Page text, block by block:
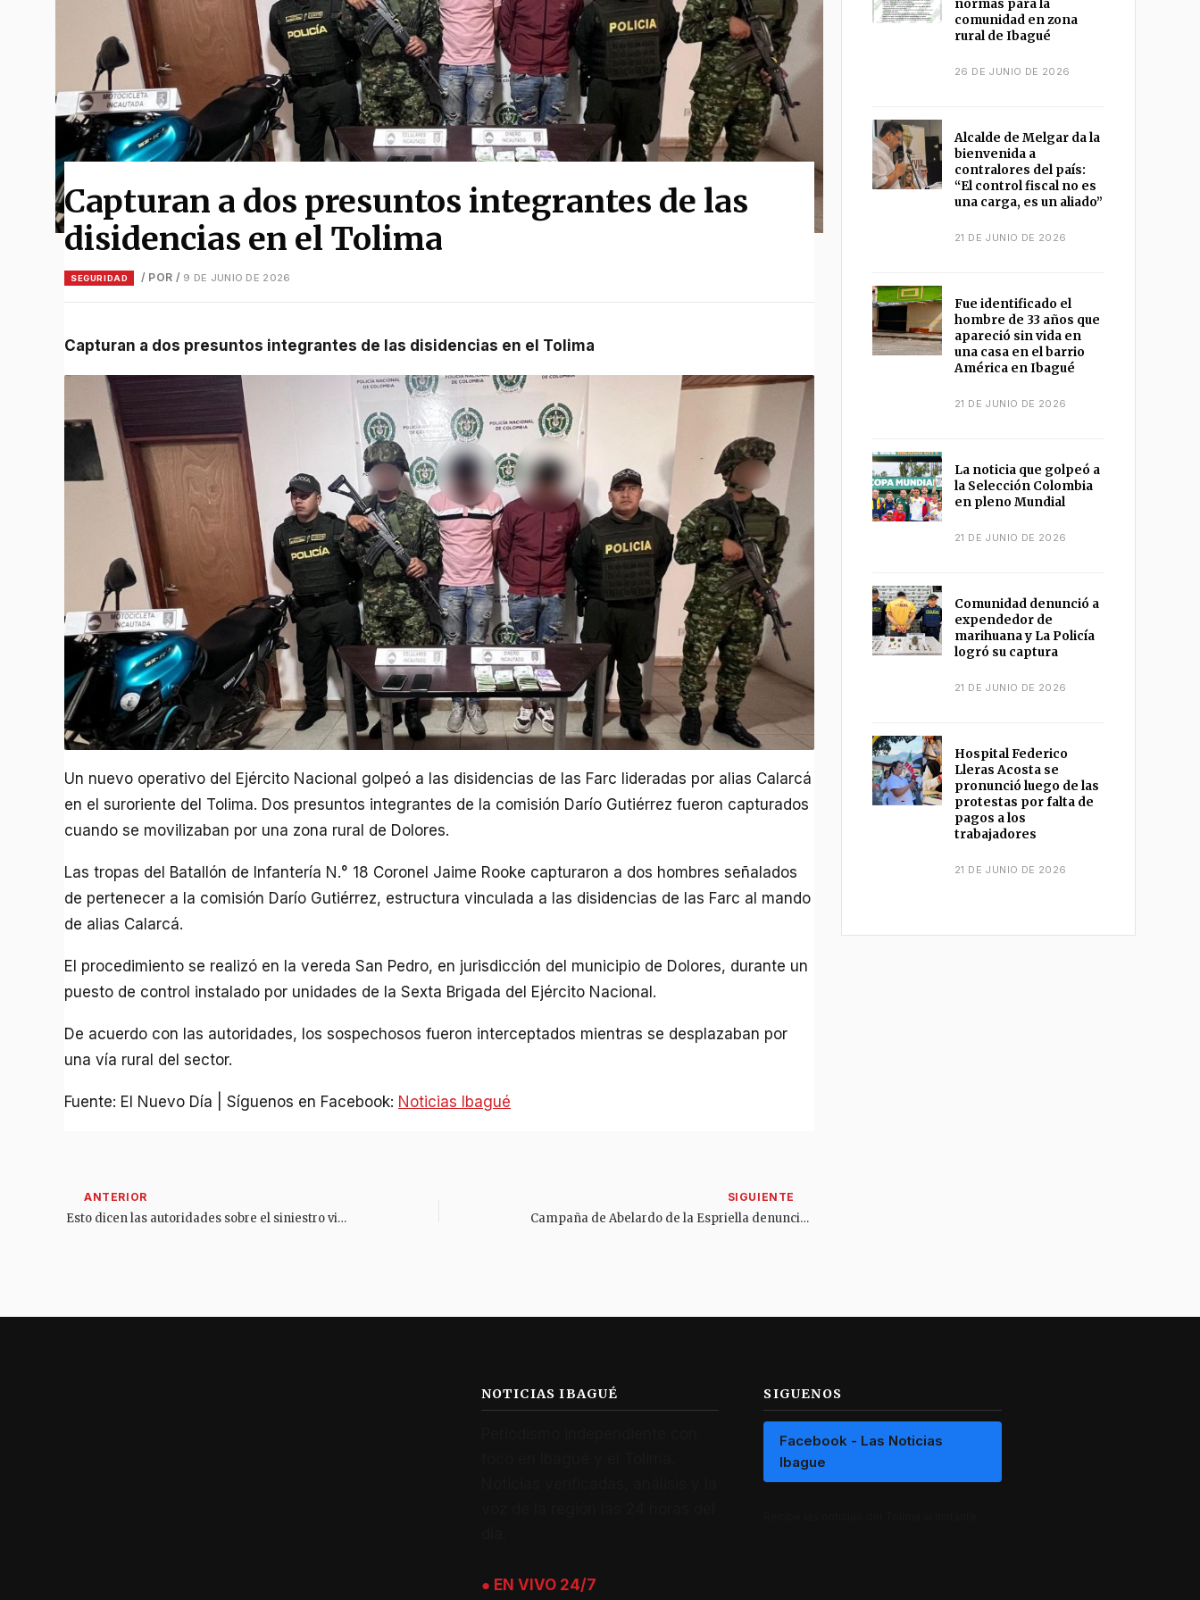
Capturan a dos presuntos integrantes de las
disidencias en el Tolima
SEGURIDAD / POR / 9 DE JUNIO DE 2026
Capturan a dos presuntos integrantes de las disidencias en el Tolima
Un nuevo operativo del Ejército Nacional golpeó a las disidencias de las Farc lideradas por alias Calarcá
en el suroriente del Tolima. Dos presuntos integrantes de la comisión Darío Gutiérrez fueron capturados
cuando se movilizaban por una zona rural de Dolores.
Las tropas del Batallón de Infantería N.° 18 Coronel Jaime Rooke capturaron a dos hombres señalados
de pertenecer a la comisión Darío Gutiérrez, estructura vinculada a las disidencias de las Farc al mando
de alias Calarcá.
El procedimiento se realizó en la vereda San Pedro, en jurisdicción del municipio de Dolores, durante un
puesto de control instalado por unidades de la Sexta Brigada del Ejército Nacional.
De acuerdo con las autoridades, los sospechosos fueron interceptados mientras se desplazaban por
una vía rural del sector.
Fuente: El Nuevo Día | Síguenos en Facebook: Noticias Ibagué
Esto dicen las autoridades sobre el siniestro vial que dejó una persona fallecida en Ibagué Campaña de Abelardo de la Espriella denuncia amenaza de muerte por parte de abogado del Polo Democrático
normas para la
comunidad en zona
rural de Ibagué
26 DE JUNIO DE 2026
Alcalde de Melgar da la
bienvenida a
contralores del país:
“El control fiscal no es
una carga, es un aliado”
21 DE JUNIO DE 2026
Fue identificado el
hombre de 33 años que
apareció sin vida en
una casa en el barrio
América en Ibagué
21 DE JUNIO DE 2026
La noticia que golpeó a
la Selección Colombia
en pleno Mundial
21 DE JUNIO DE 2026
Comunidad denunció a
expendedor de
marihuana y La Policía
logró su captura
21 DE JUNIO DE 2026
Hospital Federico
Lleras Acosta se
pronunció luego de las
protestas por falta de
pagos a los
trabajadores
21 DE JUNIO DE 2026
NOTICIAS IBAGUÉ
● EN VIVO 24/7
SIGUENOS
Facebook - Las Noticias
Ibague